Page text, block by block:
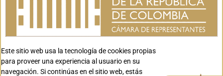
X_@CamaraColombia
Youtube_@CamaraColombia
Youtube_@CanalCongreso
Este sitio web usa la tecnología de cookies propias
para proveer una experiencia al usuario en su
navegación. Si continúas en el sitio web, estás